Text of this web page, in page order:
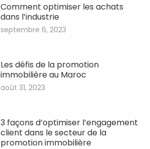
Comment optimiser les achats
dans l’industrie
septembre 6, 2023
Les défis de la promotion
immobilière au Maroc
août 31, 2023
3 façons d’optimiser l’engagement
client dans le secteur de la
promotion immobilière